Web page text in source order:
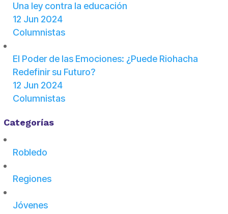
Una ley contra la educación
12 Jun 2024
Columnistas
El Poder de las Emociones: ¿Puede Riohacha
Redefinir su Futuro?
12 Jun 2024
Columnistas
Categorías
Robledo
Regiones
Jóvenes